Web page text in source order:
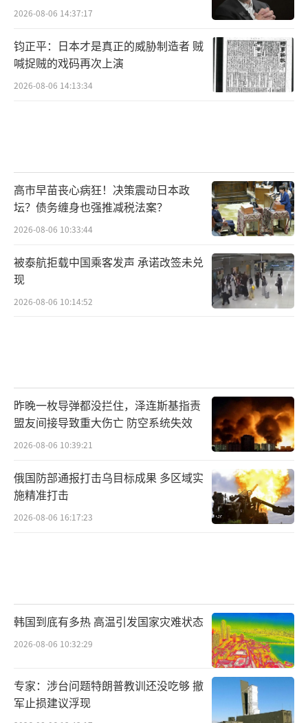
2026-08-06 14:37:17
钧正平：日本才是真正的威胁制造者 贼
喊捉贼的戏码再次上演
2026-08-06 14:13:34
高市早苗丧心病狂！决策震动日本政
坛？债务缠身也强推减税法案？
2026-08-06 10:33:44
被泰航拒载中国乘客发声 承诺改签未兑
现
2026-08-06 10:14:52
昨晚一枚导弹都没拦住，泽连斯基指责
盟友间接导致重大伤亡 防空系统失效
2026-08-06 10:39:21
俄国防部通报打击乌目标成果 多区域实
施精准打击
2026-08-06 16:17:23
韩国到底有多热 高温引发国家灾难状态
2026-08-06 10:32:29
专家：涉台问题特朗普教训还没吃够 撤
军止损建议浮现